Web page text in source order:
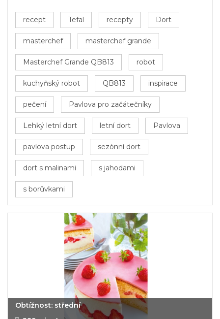
recept Tefal recepty Dort
masterchef masterchef grande
Masterchef Grande QB813 robot
kuchyňský robot QB813 inspirace
pečení Pavlova pro začátečníky
Lehký letní dort letní dort Pavlova
pavlova postup sezónní dort
dort s malinami s jahodami
s borůvkami
Obtížnost: střední